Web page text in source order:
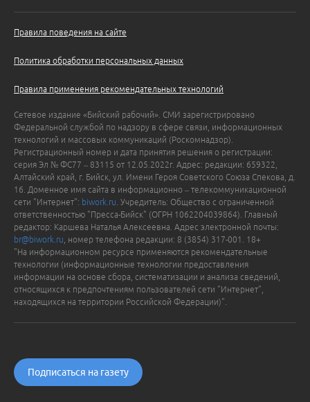
Правила поведения на сайте
Политика обработки персональных данных
Правила применения рекомендательных технологий
Сетевое издание «Бийский рабочий». СМИ зарегистрировано
Федеральной службой по надзору в сфере связи, информационных
технологий и массовых коммуникаций (Роскомнадзор).
Регистрационный номер и дата принятия решения о регистрации:
серия Эл № ФС77 – 83115 от 12.05.2022г. Адрес: редакции: 659322,
Алтайский край, г. Бийск, ул. Имени Героя Советского Союза Спекова, д.
16. Доменное имя сайта в информационно – телекоммуникационной
сети "Интернет": biwork.ru . Учредитель: Общество с ограниченной
ответственностью "Пресса-Бийск" (ОГРН 1062204039864). Главный
редактор: Каршева Наталья Алексеевна. Адрес электронной почты:
br@biwork.ru , номер телефона редакции: 8 (3854) 317-001. 18+
"На информационном ресурсе применяются рекомендательные
технологии (информационные технологии предоставления
информации на основе сбора, систематизации и анализа сведений,
относящихся к предпочтениям пользователей сети "Интернет",
находящихся на территории Российской Федерации)".
Подписаться на газету